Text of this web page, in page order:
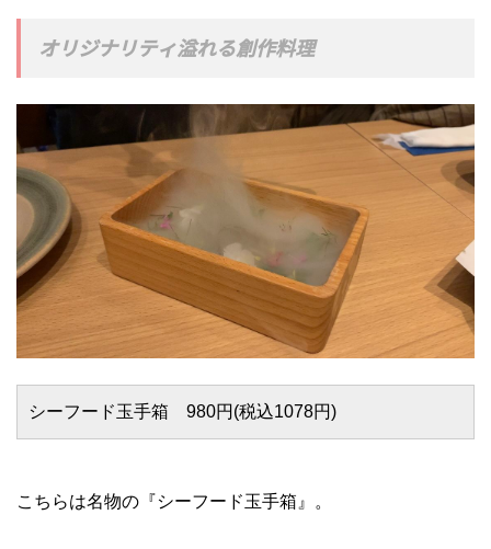
オリジナリティ溢れる創作料理
シーフード玉手箱 980円(税込1078円)
こちらは名物の『シーフード玉手箱』。